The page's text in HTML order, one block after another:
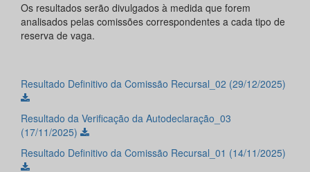
Os resultados serão divulgados à medida que forem
analisados pelas comissões correspondentes a cada tipo de
reserva de vaga.
Resultado Definitivo da Comissão Recursal_02 (29/12/2025)
Resultado da Verificação da Autodeclaração_03
(17/11/2025)
Resultado Definitivo da Comissão Recursal_01 (14/11/2025)